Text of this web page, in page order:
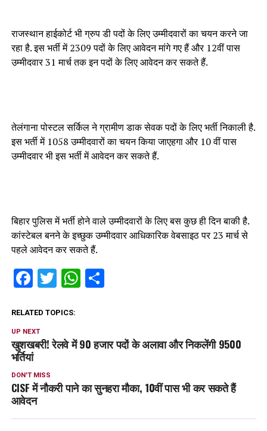
राजस्थान हाईकोर्ट भी ग्रुप डी पदों के लिए उम्मीदवारों का चयन करने जा
रहा है. इस भर्ती में 2309 पदों के लिए आवेदन मांगे गए हैं और 12वीं पास
उम्मीदवार 31 मार्च तक इन पदों के लिए आवेदन कर सकते हैं.
तेलंगाना पोस्टल सर्किल ने ग्रामीण डाक सेवक पदों के लिए भर्ती निकाली है.
इस भर्ती में 1058 उम्मीदवारों का चयन किया जाएहगा और 10 वीं पास
उम्मीदवार भी इस भर्ती में आवेदन कर सकते हैं.
बिहार पुलिस में भर्ती होने वाले उम्मीदवारों के लिए बस कुछ ही दिन बाकी है.
कांस्टेबल बनने के इच्छुक उम्मीदवार आधिकारिक वेबसाइठ पर 23 मार्च से
पहले आवेदन कर सकते हैं.
Facebook
TwitterWhatsApp
Share
RELATED TOPICS:
UP NEXT
खुशखबरी! रेलवे में 90 हजार पदों के अलावा और निकलेंगी 9500
भर्तियां
DON'T MISS
CISF में नौकरी पाने का सुनहरा मौका, 10वीं पास भी कर सकते हैं
आवेदन